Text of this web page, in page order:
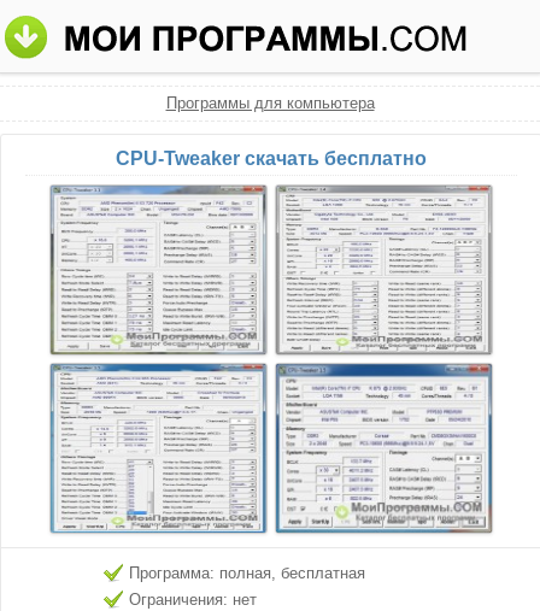
Программы для компьютера
CPU-Tweaker скачать бесплатно
Программа: полная, бесплатная
Ограничения: нет